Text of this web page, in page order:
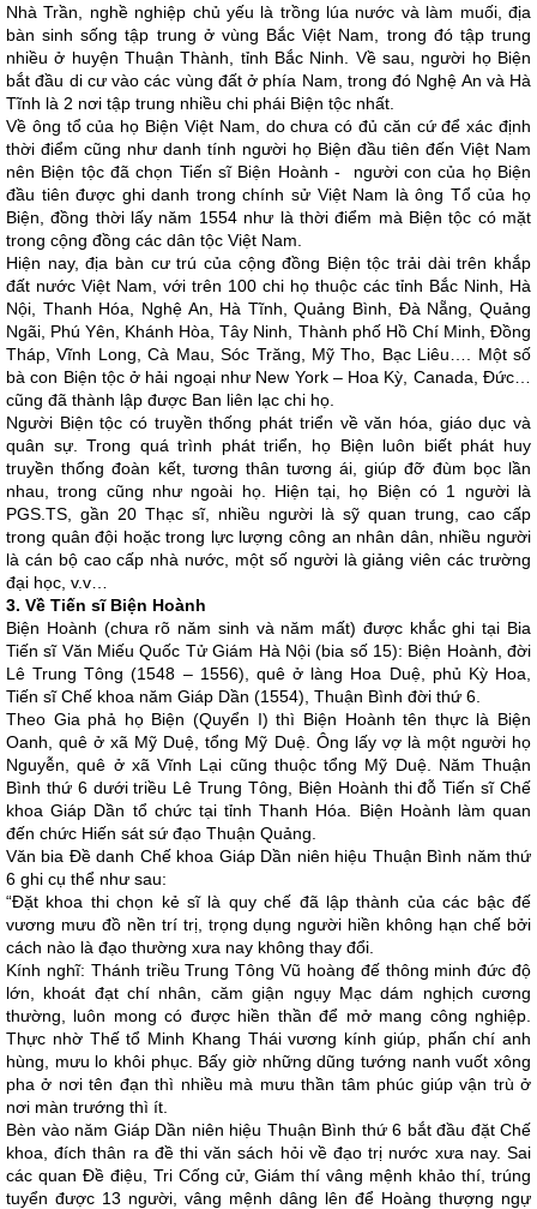
Nhà Trần, nghề nghiệp chủ yếu là trồng lúa nước và làm muối, địa
bàn sinh sống tập trung ở vùng Bắc Việt Nam, trong đó tập trung
nhiều ở huyện Thuận Thành, tỉnh Bắc Ninh. Về sau, người họ Biện
bắt đầu di cư vào các vùng đất ở phía Nam, trong đó Nghệ An và Hà
Tĩnh là 2 nơi tập trung nhiều chi phái Biện tộc nhất.
Về ông tổ của họ Biện Việt Nam, do chưa có đủ căn cứ để xác định
thời điểm cũng như danh tính người họ Biện đầu tiên đến Việt Nam
nên Biện tộc đã chọn Tiến sĩ Biện Hoành - người con của họ Biện
đầu tiên được ghi danh trong chính sử Việt Nam là ông Tổ của họ
Biện, đồng thời lấy năm 1554 như là thời điểm mà Biện tộc có mặt
trong cộng đồng các dân tộc Việt Nam.
Hiện nay, địa bàn cư trú của cộng đồng Biện tộc trải dài trên khắp
đất nước Việt Nam, với trên 100 chi họ thuộc các tỉnh Bắc Ninh, Hà
Nội, Thanh Hóa, Nghệ An, Hà Tĩnh, Quảng Bình, Đà Nẵng, Quảng
Ngãi, Phú Yên, Khánh Hòa, Tây Ninh, Thành phố Hồ Chí Minh, Đồng
Tháp, Vĩnh Long, Cà Mau, Sóc Trăng, Mỹ Tho, Bạc Liêu…. Một số
bà con Biện tộc ở hải ngoại như New York – Hoa Kỳ, Canada, Đức…
cũng đã thành lập được Ban liên lạc chi họ.
Người Biện tộc có truyền thống phát triển về văn hóa, giáo dục và
quân sự. Trong quá trình phát triển, họ Biện luôn biết phát huy
truyền thống đoàn kết, tương thân tương ái, giúp đỡ đùm bọc lần
nhau, trong cũng như ngoài họ. Hiện tại, họ Biện có 1 người là
PGS.TS, gần 20 Thạc sĩ, nhiều người là sỹ quan trung, cao cấp
trong quân đội hoặc trong lực lượng công an nhân dân, nhiều người
là cán bộ cao cấp nhà nước, một số người là giảng viên các trường
đại học, v.v…
3. Về Tiến sĩ Biện Hoành
Biện Hoành (chưa rõ năm sinh và năm mất) được khắc ghi tại Bia
Tiến sĩ Văn Miếu Quốc Tử Giám Hà Nội (bia số 15): Biện Hoành, đời
Lê Trung Tông (1548 – 1556), quê ở làng Hoa Duệ, phủ Kỳ Hoa,
Tiến sĩ Chế khoa năm Giáp Dần (1554), Thuận Bình đời thứ 6.
Theo Gia phả họ Biện (Quyển I) thì Biện Hoành tên thực là Biện
Oanh, quê ở xã Mỹ Duệ, tổng Mỹ Duệ. Ông lấy vợ là một người họ
Nguyễn, quê ở xã Vĩnh Lại cũng thuộc tổng Mỹ Duệ. Năm Thuận
Bình thứ 6 dưới triều Lê Trung Tông, Biện Hoành thi đỗ Tiến sĩ Chế
khoa Giáp Dần tổ chức tại tỉnh Thanh Hóa. Biện Hoành làm quan
đến chức Hiến sát sứ đạo Thuận Quảng.
Văn bia Đề danh Chế khoa Giáp Dần niên hiệu Thuận Bình năm thứ
6 ghi cụ thể như sau:
“Đặt khoa thi chọn kẻ sĩ là quy chế đã lập thành của các bậc đế
vương mưu đồ nền trí trị, trọng dụng người hiền không hạn chế bởi
cách nào là đạo thường xưa nay không thay đổi.
Kính nghĩ: Thánh triều Trung Tông Vũ hoàng đế thông minh đức độ
lớn, khoát đạt chí nhân, căm giận ngụy Mạc dám nghịch cương
thường, luôn mong có được hiền thần để mở mang công nghiệp.
Thực nhờ Thế tổ Minh Khang Thái vương kính giúp, phấn chí anh
hùng, mưu lo khôi phục. Bấy giờ những dũng tướng nanh vuốt xông
pha ở nơi tên đạn thì nhiều mà mưu thần tâm phúc giúp vận trù ở
nơi màn trướng thì ít.
Bèn vào năm Giáp Dần niên hiệu Thuận Bình thứ 6 bắt đầu đặt Chế
khoa, đích thân ra đề thi văn sách hỏi về đạo trị nước xưa nay. Sai
các quan Đề điệu, Tri Cống cử, Giám thí vâng mệnh khảo thí, trúng
tuyển được 13 người, vâng mệnh dâng lên để Hoàng thượng ngự